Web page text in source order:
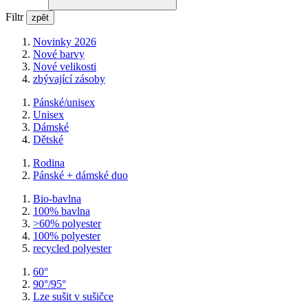
Filtr zpět
Novinky 2026
Nové barvy
Nové velikosti
zbývající zásoby
Pánské/unisex
Unisex
Dámské
Dětské
Rodina
Pánské + dámské duo
Bio-bavlna
100% bavlna
>60% polyester
100% polyester
recycled polyester
60°
90°/95°
Lze sušit v sušičce